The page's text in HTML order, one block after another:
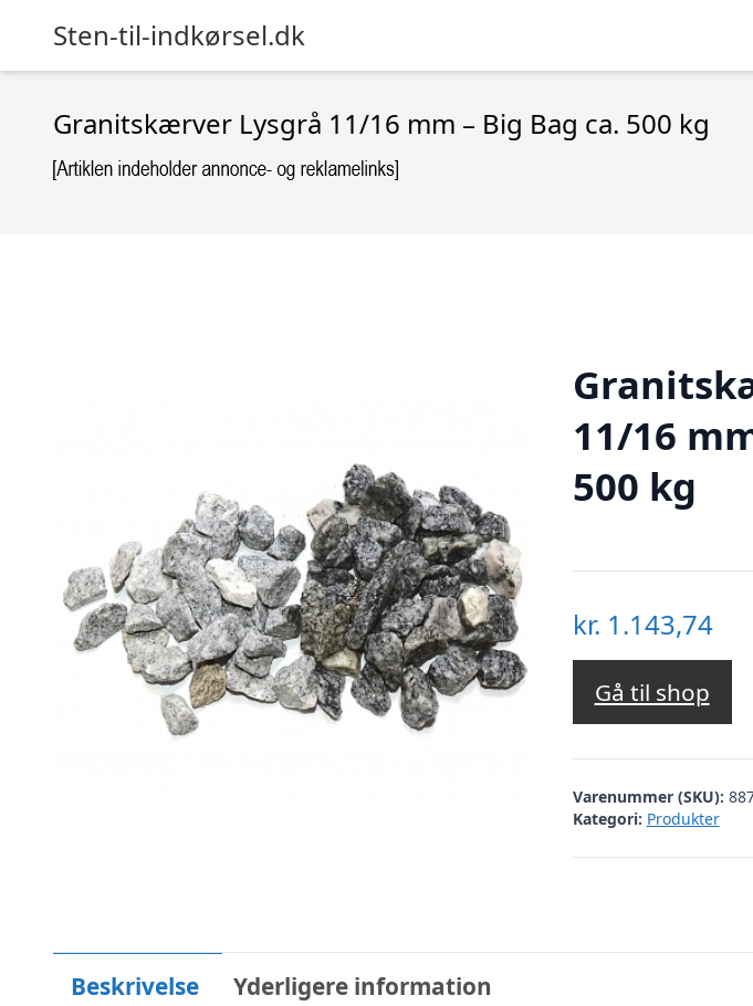
Sten-til-indkørsel.dk
Granitskærver Lysgrå 11/16 mm – Big Bag ca. 500 kg
11/16
500 kg
kr. 1.143,74
Gå til shop
Varenummer (SKU):
Kategori: Produkter
Beskrivelse Yderligere information